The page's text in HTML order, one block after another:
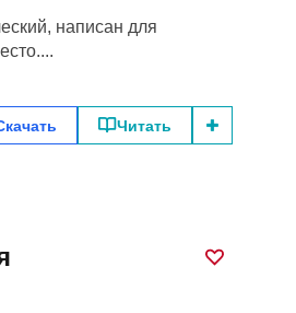
написан для
Читать